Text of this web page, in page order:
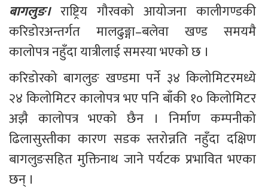
बागलुङ। राष्ट्रिय गौरवको आयोजना कालीगण्डकी
करिडोरअन्तर्गत मालढुङ्गा–बलेवा खण्ड समयमै
कालोपत्र नहुँदा यात्रीलाई समस्या भएको छ ।
करिडोरको बागलुङ खण्डमा पर्ने ३४ किलोमिटरमध्ये
२४ किलोमिटर कालोपत्र भए पनि बाँकी १० किलोमिटर
अझै कालोपत्र भएको छैन । निर्माण कम्पनीको
ढिलासुस्तीका कारण सडक स्तरोन्नति नहुँदा दक्षिण
बागलुङसहित मुक्तिनाथ जाने पर्यटक प्रभावित भएका
छन् ।